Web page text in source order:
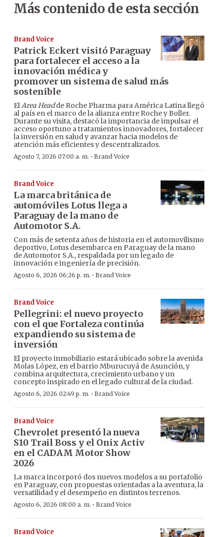
Más contenido de esta sección
Brand Voice
Patrick Eckert visitó Paraguay
para fortalecer el acceso a la
innovación médica y
promover un sistema de salud más
sostenible
ElArea Headde Roche Pharma para América Latina llegó
al país en el marco de la alianza entre Roche y Boller.
Durante su visita, destacó la importancia de impulsar el
acceso oportuno a tratamientos innovadores, fortalecer
la inversión en salud y avanzar hacia modelos de
atención más eficientes y descentralizados.
Agosto 7, 2026 07:00 a. m. · Brand Voice
Brand Voice
La marca británica de
automóviles Lotus llega a
Paraguay de la mano de
Automotor S.A.
Con más de setenta años de historia en el automovilismo
deportivo, Lotus desembarca en Paraguay de la mano
de Automotor S.A., respaldada por un legado de
innovación e ingeniería de precisión.
Agosto 6, 2026 06:26 p. m. · Brand Voice
Brand Voice
Pellegrini: el nuevo proyecto
con el que Fortaleza continúa
expandiendo su sistema de
inversión
El proyecto inmobiliario estará ubicado sobre la avenida
Molas López, en el barrio Mburucuyá de Asunción, y
combina arquitectura, crecimiento urbano y un
concepto inspirado en el legado cultural de la ciudad.
Agosto 6, 2026 02:49 p. m. · Brand Voice
Brand Voice
Chevrolet presentó la nueva
S10 Trail Boss y el Onix Activ
en el CADAM Motor Show
2026
La marca incorporó dos nuevos modelos a su portafolio
en Paraguay, con propuestas orientadas a la aventura, la
versatilidad y el desempeño en distintos terrenos.
Agosto 6, 2026 08:00 a. m. · Brand Voice
Brand Voice